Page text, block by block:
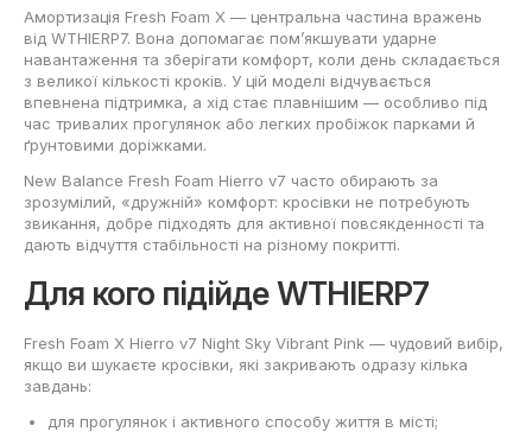
Амортизація Fresh Foam X — центральна частина вражень
від WTHIERP7. Вона допомагає пом’якшувати ударне
навантаження та зберігати комфорт, коли день складається
з великої кількості кроків. У цій моделі відчувається
впевнена підтримка, а хід стає плавнішим — особливо під
час тривалих прогулянок або легких пробіжок парками й
ґрунтовими доріжками.
New Balance Fresh Foam Hierro v7 часто обирають за
зрозумілий, «дружній» комфорт: кросівки не потребують
звикання, добре підходять для активної повсякденності та
дають відчуття стабільності на різному покритті.
Для кого підійде WTHIERP7
Fresh Foam X Hierro v7 Night Sky Vibrant Pink — чудовий вибір,
якщо ви шукаєте кросівки, які закривають одразу кілька
завдань:
для прогулянок і активного способу життя в місті;